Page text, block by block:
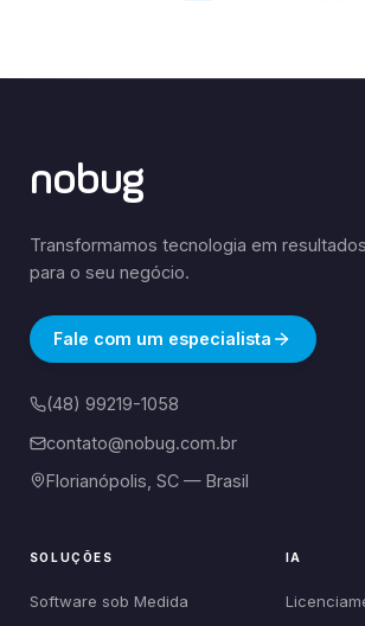
nobug
Transformamos tecnologia em
para o seu negócio.
Fale com um especialista
(48) 99219-1058
contato@nobug.com.br
Florianópolis, SC — Brasil
SOLUÇÕES
Software sob Medida
IA